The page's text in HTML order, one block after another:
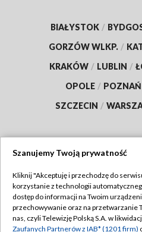
BIAŁYSTOK /
GORZÓW WLKP. /
KRAKÓW / LUBLIN /
OPOLE / POZNAŃ
SZCZECIN /
Abonament TVP
Emisja w TVP
Szanujemy Twoją prywatność
Kliknij "Akceptuję i przechodzę do
korzystanie z technologii
dostęp do informacji na Twoim
przechowywanie oraz na przetwarzanie
nas, czyli Telewizję Polską S.A. w
Zaufanych Partnerów z IAB* (1201 firm)